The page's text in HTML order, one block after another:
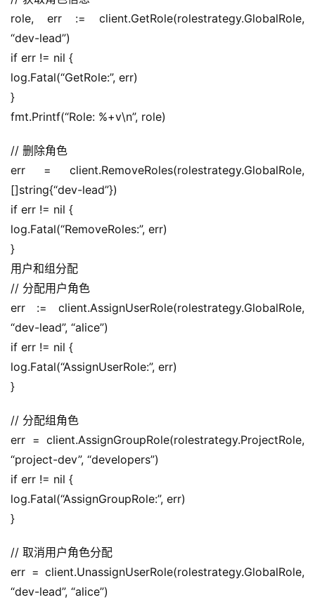
role, err := client.GetRole(rolestrategy.GlobalRole,
“dev-lead”)
if err != nil {
log.Fatal(“GetRole:”, err)
}
fmt.Printf(“Role: %+v\n”, role)
// 删除角色
err = client.RemoveRoles(rolestrategy.GlobalRole,
[]string{“dev-lead”})
if err != nil {
log.Fatal(“RemoveRoles:”, err)
}
用户和组分配
// 分配用户角色
err := client.AssignUserRole(rolestrategy.GlobalRole,
“dev-lead”, “alice”)
if err != nil {
log.Fatal(“AssignUserRole:”, err)
}
// 分配组角色
err = client.AssignGroupRole(rolestrategy.ProjectRole,
“project-dev”, “developers”)
if err != nil {
log.Fatal(“AssignGroupRole:”, err)
}
// 取消用户角色分配
err = client.UnassignUserRole(rolestrategy.GlobalRole,
“dev-lead”, “alice”)